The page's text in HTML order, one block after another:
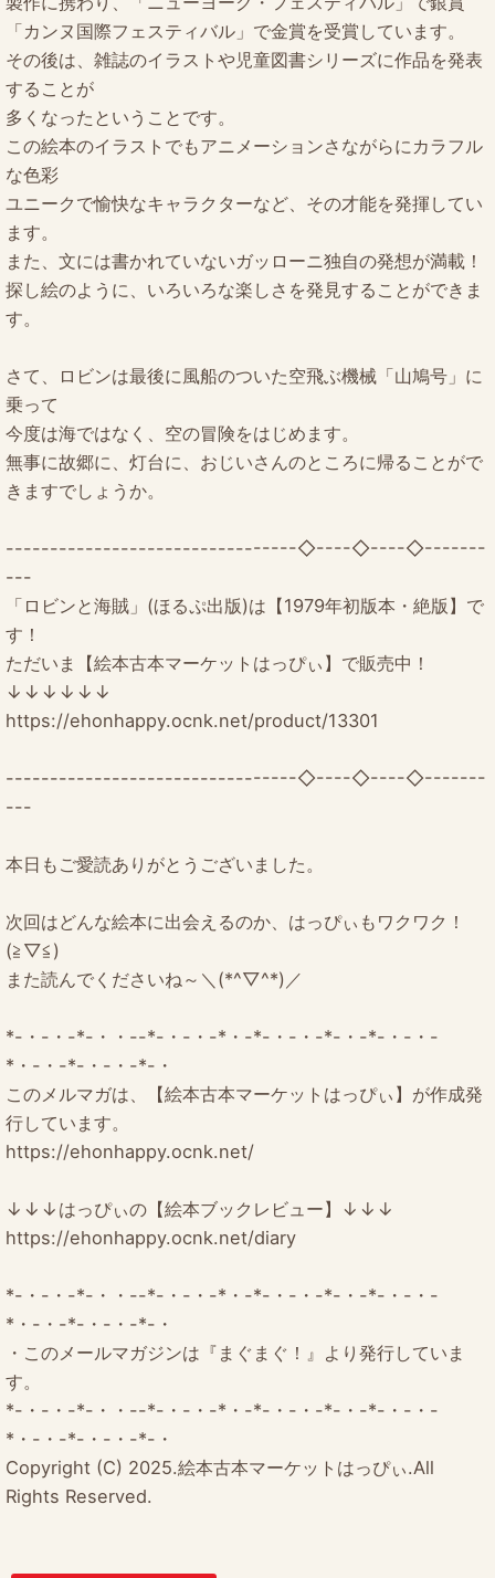
「カンヌ国際フェスティバル」で金賞を受賞しています。
その後は、雑誌のイラストや児童図書シリーズに作品を発表
することが
多くなったということです。
この絵本のイラストでもアニメーションさながらにカラフル
な色彩
ユニークで愉快なキャラクターなど、その才能を発揮してい
ます。
また、文には書かれていないガッローニ独自の発想が満載！
探し絵のように、いろいろな楽しさを発見することができま
す。
さて、ロビンは最後に風船のついた空飛ぶ機械「山鳩号」に
乗って
今度は海ではなく、空の冒険をはじめます。
無事に故郷に、灯台に、おじいさんのところに帰ることがで
きますでしょうか。
---------------------------------◇----◇----◇-------
---
「ロビンと海賊」(ほるぷ出版)は【1979年初版本・絶版】で
す！
ただいま【絵本古本マーケットはっぴぃ】で販売中！
↓↓↓↓↓↓
https://ehonhappy.ocnk.net/product/13301
---------------------------------◇----◇----◇-------
---
本日もご愛読ありがとうございました。
次回はどんな絵本に出会えるのか、はっぴぃもワクワク！
(≧▽≦)
また読んでくださいね～＼(*^▽^*)／
*-・-・-*-・・--*-・-・-*・-*-・-・-*-・-*-・-・-
*・-・-*-・-・-*-・
このメルマガは、【絵本古本マーケットはっぴぃ】が作成発
行しています。
https://ehonhappy.ocnk.net/
↓↓↓はっぴぃの【絵本ブックレビュー】↓↓↓
https://ehonhappy.ocnk.net/diary
*-・-・-*-・・--*-・-・-*・-*-・-・-*-・-*-・-・-
*・-・-*-・-・-*-・
・このメールマガジンは『まぐまぐ！』より発行していま
す。
*-・-・-*-・・--*-・-・-*・-*-・-・-*-・-*-・-・-
*・-・-*-・-・-*-・
Copyright (C) 2025.絵本古本マーケットはっぴぃ.All
Rights Reserved.